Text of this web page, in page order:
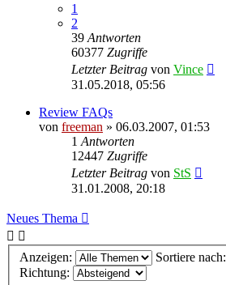
1
2
39 Antworten
60377 Zugriffe
Letzter Beitrag von Vince
31.05.2018, 05:56
Review FAQs
von freeman » 06.03.2007, 01:53
1 Antworten
12447 Zugriffe
Letzter Beitrag von StS
31.01.2008, 20:18
Neues Thema
Anzeigen:
Sortiere nach:
Richtung: